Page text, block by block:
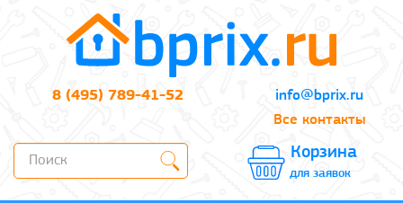
8 (495) 789-41-52
info@bprix.ru
Все контакты
Корзина
для заявок